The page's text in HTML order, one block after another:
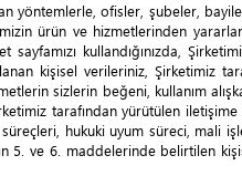
yöntemlerle, ofisler, şubeler,
ürün ve hizmetlerinden
kullandığınızda,
kişisel verileriniz, Şirketimiz
sizlerin beğeni, kullanım
tarafından yürütülen iletişime
hukuki uyum süreci, mali
5. ve 6. maddelerinde belirtilen